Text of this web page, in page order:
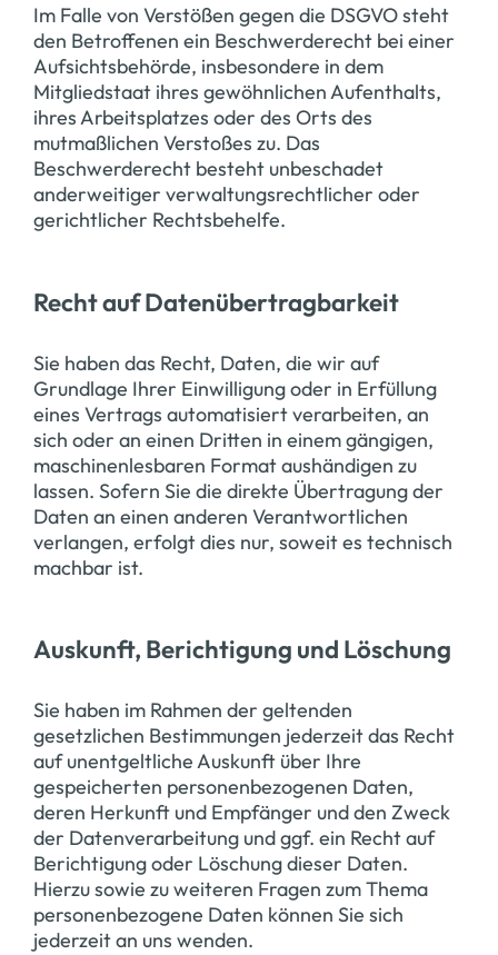
Im Falle von Verstößen gegen die DSGVO steht
den Betroffenen ein Beschwerderecht bei einer
Aufsichtsbehörde, insbesondere in dem
Mitgliedstaat ihres gewöhnlichen Aufenthalts,
ihres Arbeitsplatzes oder des Orts des
mutmaßlichen Verstoßes zu. Das
Beschwerderecht besteht unbeschadet
anderweitiger verwaltungsrechtlicher oder
gerichtlicher Rechtsbehelfe.
Recht auf Daten­übertrag­barkeit
Sie haben das Recht, Daten, die wir auf
Grundlage Ihrer Einwilligung oder in Erfüllung
eines Vertrags automatisiert verarbeiten, an
sich oder an einen Dritten in einem gängigen,
maschinenlesbaren Format aushändigen zu
lassen. Sofern Sie die direkte Übertragung der
Daten an einen anderen Verantwortlichen
verlangen, erfolgt dies nur, soweit es technisch
machbar ist.
Auskunft, Berichtigung und Löschung
Sie haben im Rahmen der geltenden
gesetzlichen Bestimmungen jederzeit das Recht
auf unentgeltliche Auskunft über Ihre
gespeicherten personenbezogenen Daten,
deren Herkunft und Empfänger und den Zweck
der Datenverarbeitung und ggf. ein Recht auf
Berichtigung oder Löschung dieser Daten.
Hierzu sowie zu weiteren Fragen zum Thema
personenbezogene Daten können Sie sich
jederzeit an uns wenden.